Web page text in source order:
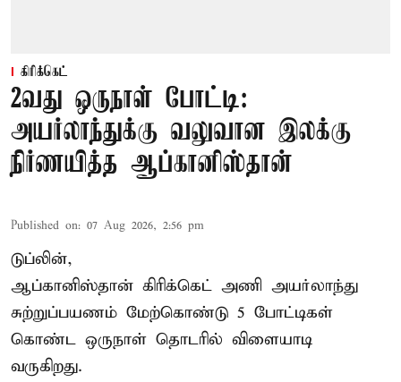
கிரிக்கெட்
2வது ஒருநாள் போட்டி:
அயர்லாந்துக்கு வலுவான இலக்கு
நிர்ணயித்த ஆப்கானிஸ்தான்
Published on: 07 Aug 2026, 2:56 pm
டுப்லின்,
ஆப்கானிஸ்தான் கிரிக்கெட் அணி அயர்லாந்து
சுற்றுப்பயணம் மேற்கொண்டு 5 போட்டிகள்
கொண்ட ஒருநாள் தொடரில் விளையாடி
வருகிறது.